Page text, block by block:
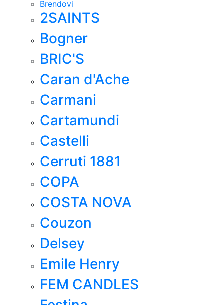
Brendovi
2SAINTS
Bogner
BRIC'S
Caran d'Ache
Carmani
Cartamundi
Castelli
Cerruti 1881
COPA
COSTA NOVA
Couzon
Delsey
Emile Henry
FEM CANDLES